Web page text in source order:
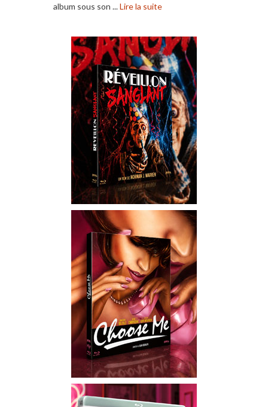
album sous son ...Lire la suite